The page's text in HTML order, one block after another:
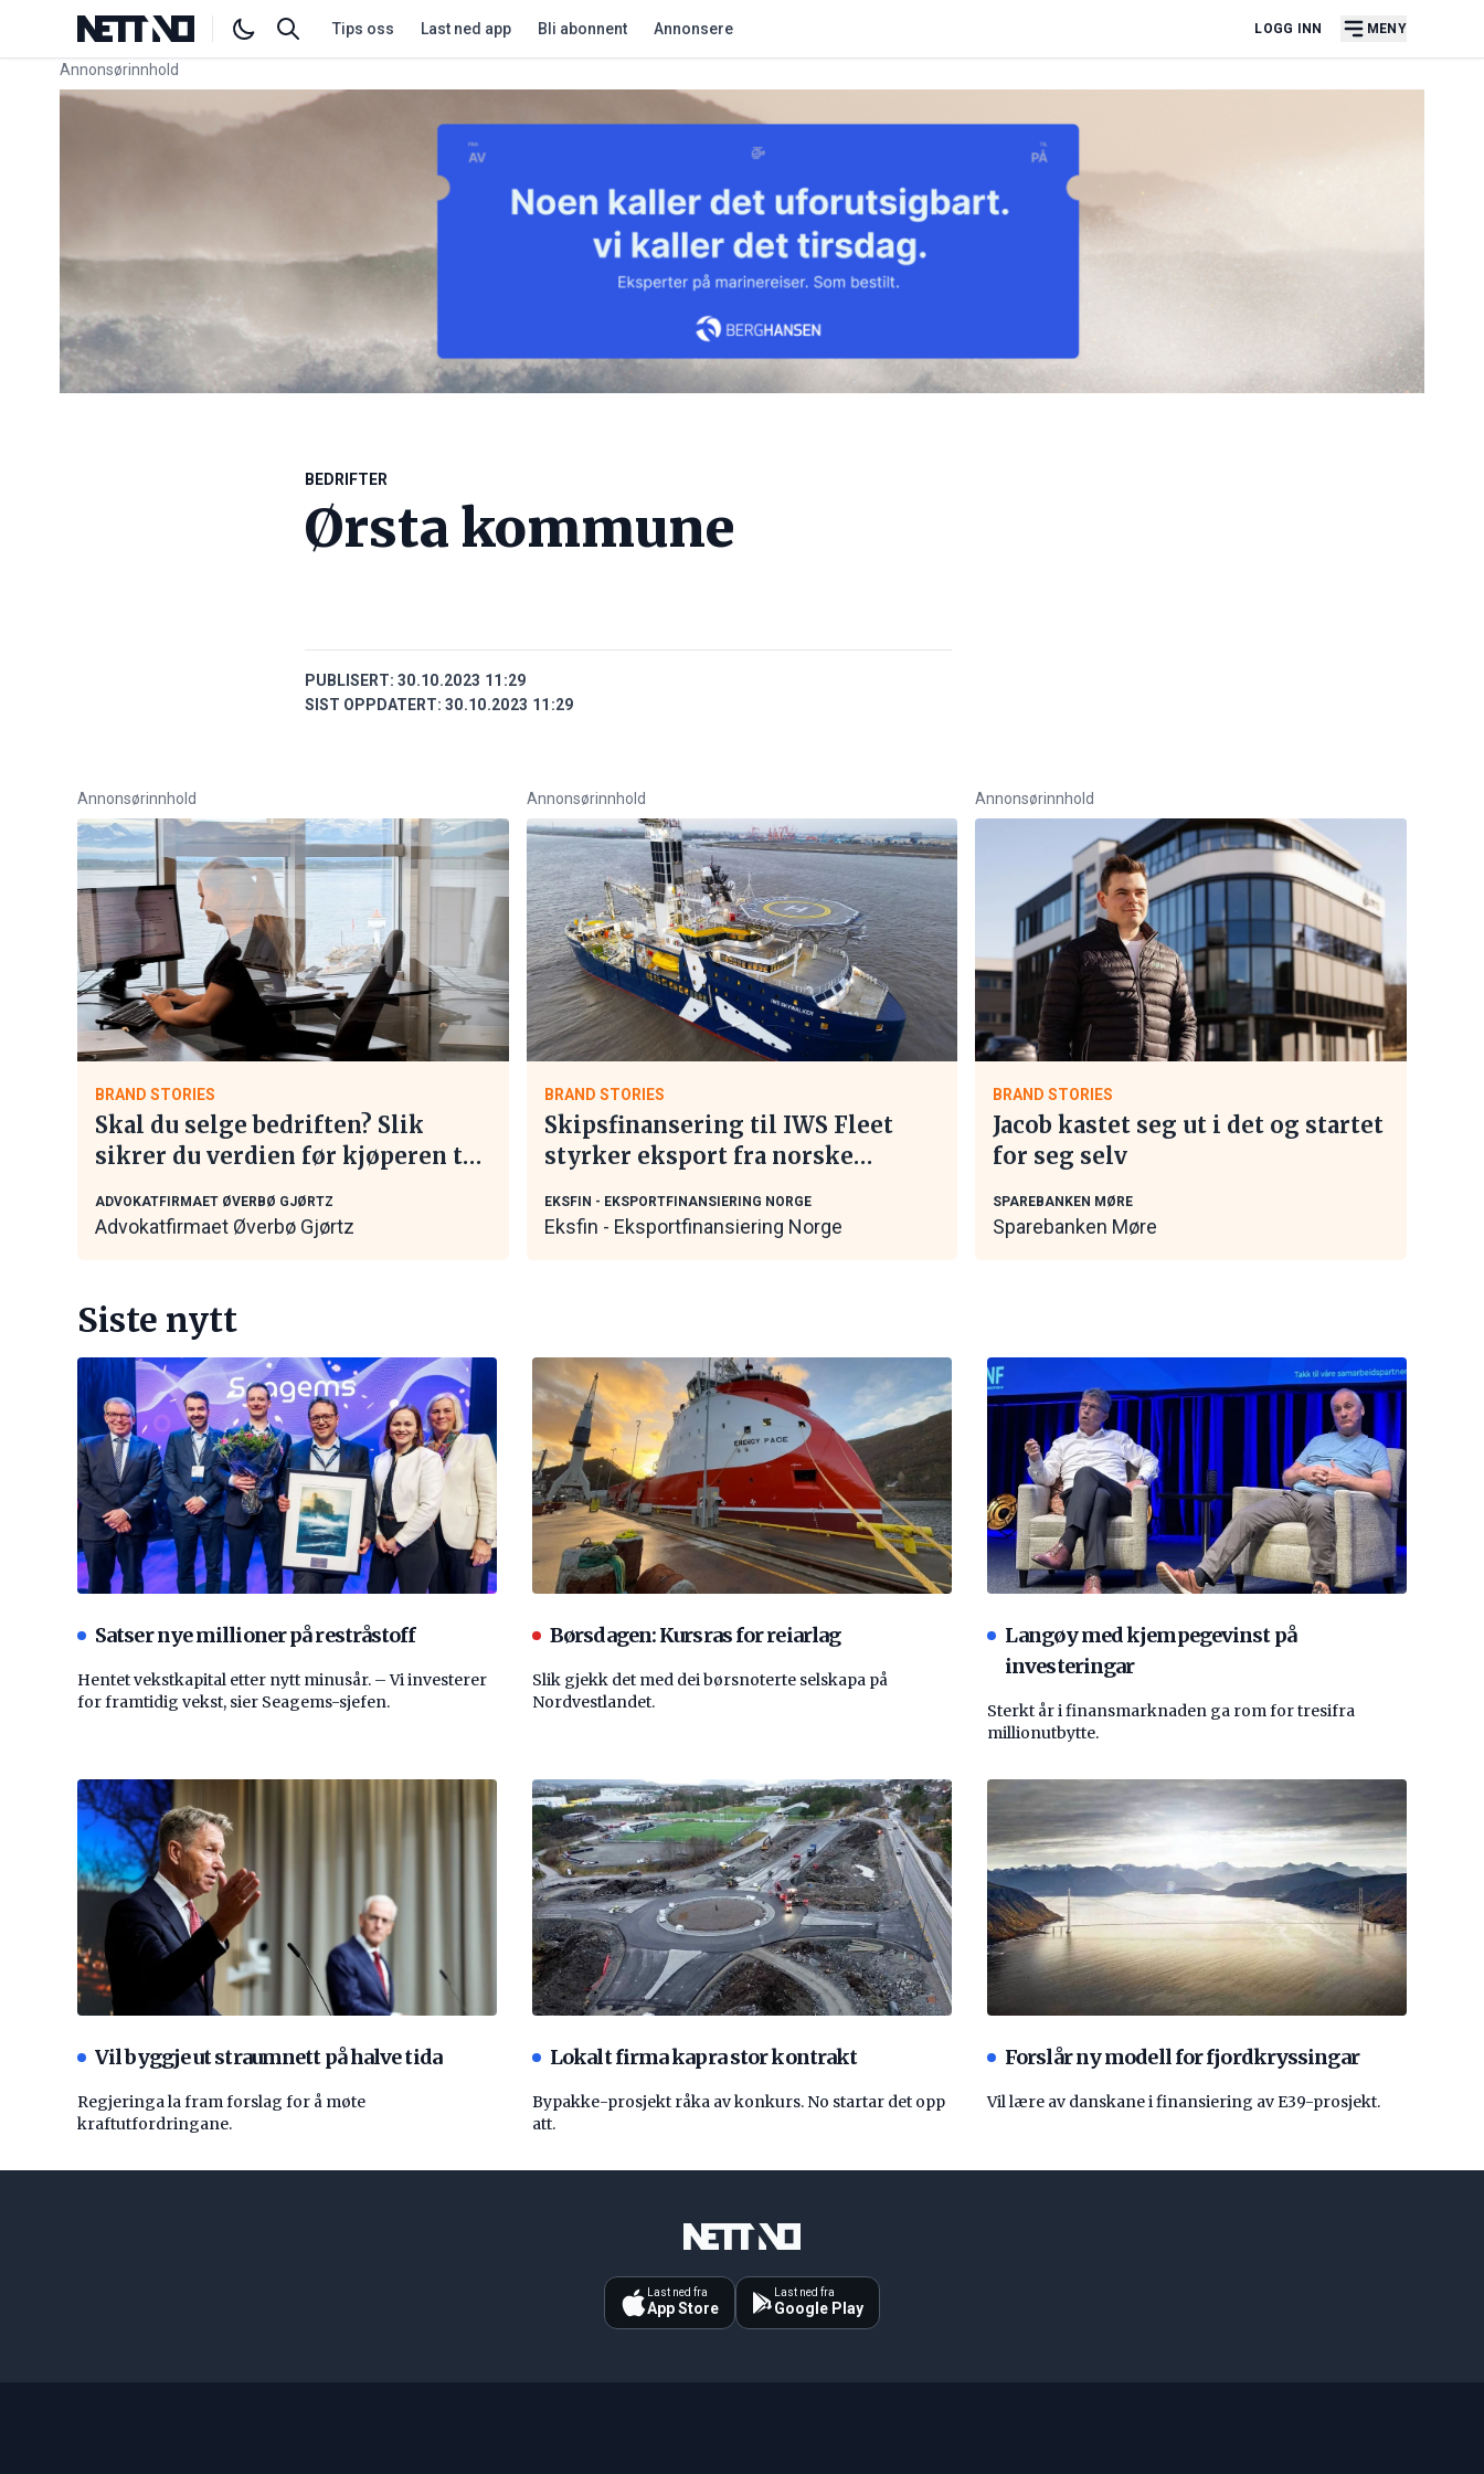
Tips oss Last ned app Bli abonnent Annonsere LOGG INN MENY
Annonsørinnhold
Link for annonse
BEDRIFTER
Ørsta kommune
PUBLISERT: 30.10.2023 11:29
SIST OPPDATERT: 30.10.2023 11:29
Annonsørinnhold
BRAND STORIES
Skal du selge bedriften? Slik
sikrer du verdien før kjøperen tar
ADVOKATFIRMAET ØVERBØ GJØRTZ
Advokatfirmaet Øverbø Gjørtz
Annonsørinnhold
BRAND STORIES
Skipsfinansering til IWS Fleet
styrker eksport fra norske
EKSFIN - EKSPORTFINANSIERING NORGE
Eksfin - Eksportfinansiering Norge
Annonsørinnhold
BRAND STORIES
Jacob kastet seg ut i det og startet
for seg selv
SPAREBANKEN MØRE
Sparebanken Møre
Siste nytt
Satser nye millioner på restråstoff
Hentet vekstkapital etter nytt minusår. – Vi investerer
for framtidig vekst, sier Seagems-sjefen.
Børsdagen: Kursras for reiarlag
Slik gjekk det med dei børsnoterte selskapa på
Nordvestlandet.
Langøy med kjempegevinst på
investeringar
Sterkt år i finansmarknaden ga rom for tresifra
millionutbytte.
Vil byggje ut straumnett på halve tida
Regjeringa la fram forslag for å møte
kraftutfordringane.
Lokalt firma kapra stor kontrakt
Bypakke-prosjekt råka av konkurs. No startar det opp
att.
Forslår ny modell for fjordkryssingar
Vil lære av danskane i finansiering av E39-prosjekt.
Last ned fra
App Store
Last ned fra
Google Play